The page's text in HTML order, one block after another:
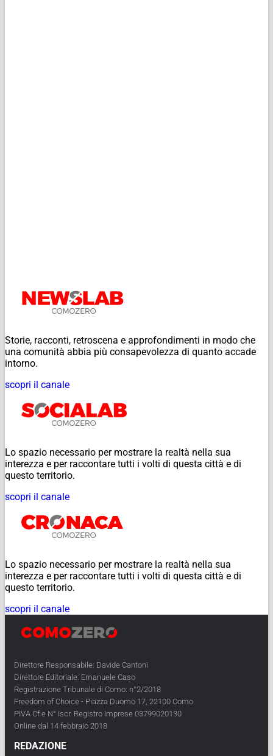
Storie, racconti, retroscena e approfondimenti in modo che
una comunità abbia più consapevolezza di quanto accade
intorno.
scopri il canale
Lo spazio necessario per mostrare la realtà nella sua
interezza e per raccontare tutti i volti di questa città e di
questo territorio.
scopri il canale
Lo spazio necessario per mostrare la realtà nella sua
interezza e per raccontare tutti i volti di questa città e di
questo territorio.
scopri il canale
Direttore Responsabile: Davide Cantoni
Direttore Editoriale: Emanuele Caso
Registrazione Tribunale di Como: n°2/2018
Freedom of Choice - Piazza Duomo 17, 22100 Como
PIVA Cf e N° Iscr. Registro Imprese 03799020130
Online dal 14 febbraio 2018
REDAZIONE